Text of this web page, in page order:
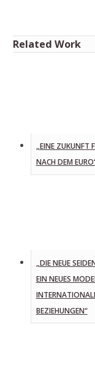
Related Work
„EINE ZUKUNFT
NACH DEM
„DIE NEUE
IN NEUES
NTERNATIONALE
EZIEHUNGEN“